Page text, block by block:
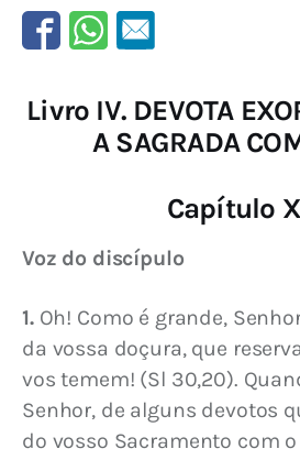
Livro IV. DEVOTA
A SAGRADA
Capítulo
Voz do discípulo
1. Oh! Como é grande,
da vossa doçura, que
vos temem! (Sl 30,20).
Senhor, de alguns devotos
do vosso Sacramento com